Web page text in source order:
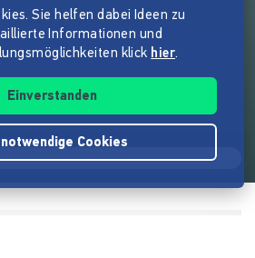
Gärtnerei Freie
Sie helfen dabei Ideen zu
Informationen und
klick hier.
Einverstanden
notwendige Cookies